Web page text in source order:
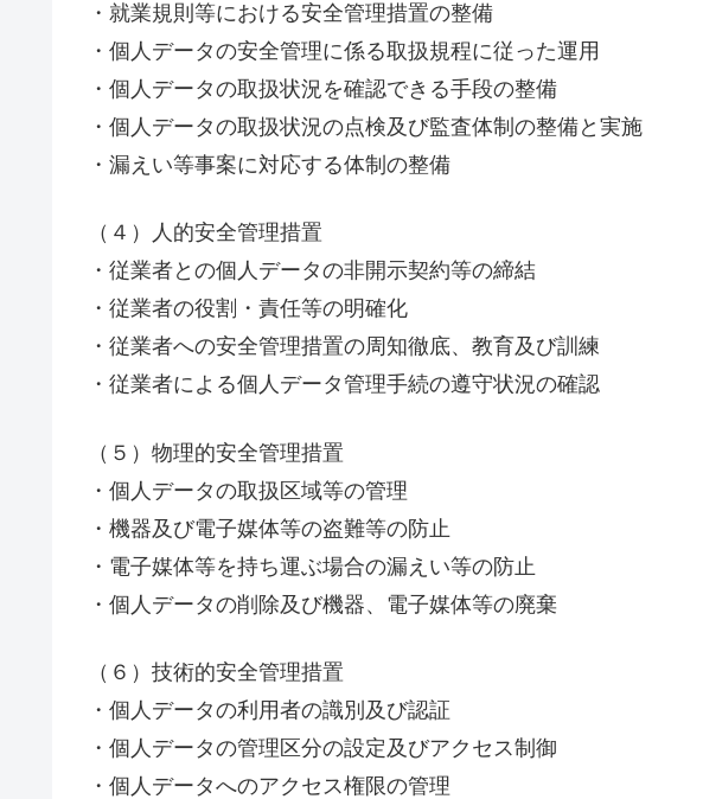
・就業規則等における安全管理措置の整備
・個人データの安全管理に係る取扱規程に従った運用
・個人データの取扱状況を確認できる手段の整備
・個人データの取扱状況の点検及び監査体制の整備と実施
・漏えい等事案に対応する体制の整備
（４）人的安全管理措置
・従業者との個人データの非開示契約等の締結
・従業者の役割・責任等の明確化
・従業者への安全管理措置の周知徹底、教育及び訓練
・従業者による個人データ管理手続の遵守状況の確認
（５）物理的安全管理措置
・個人データの取扱区域等の管理
・機器及び電子媒体等の盗難等の防止
・電子媒体等を持ち運ぶ場合の漏えい等の防止
・個人データの削除及び機器、電子媒体等の廃棄
（６）技術的安全管理措置
・個人データの利用者の識別及び認証
・個人データの管理区分の設定及びアクセス制御
・個人データへのアクセス権限の管理